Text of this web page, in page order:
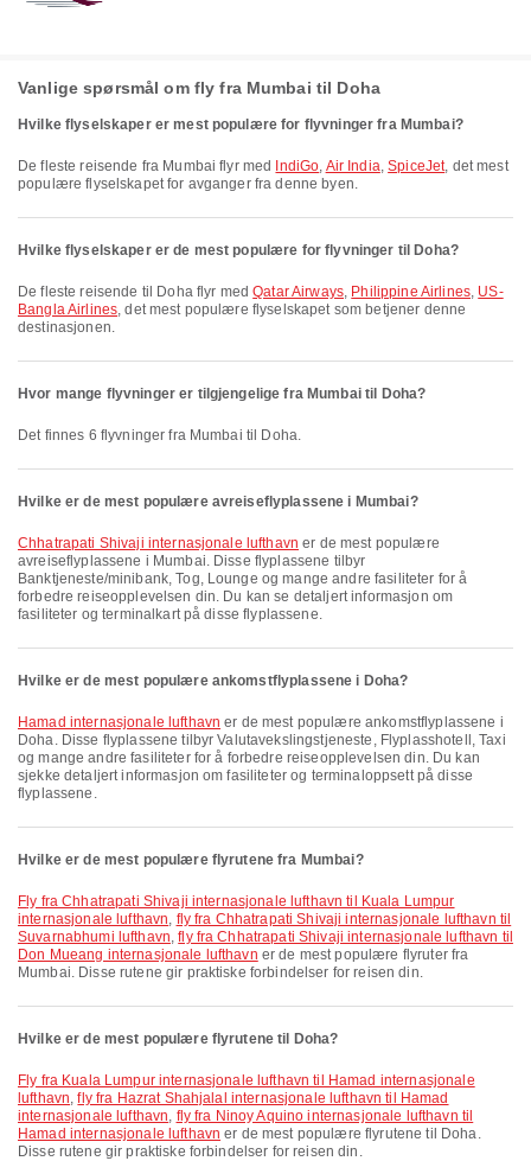
Vanlige spørsmål om fly fra Mumbai til Doha
Hvilke flyselskaper er mest populære for flyvninger fra Mumbai?
De fleste reisende fra Mumbai flyr med IndiGo, Air India,SpiceJet, det mest
populære flyselskapet for avganger fra denne byen.
Hvilke flyselskaper er de mest populære for flyvninger til Doha?
De fleste reisende til Doha flyr medQatar Airways, Philippine Airlines, US-
Bangla Airlines, det mest populære flyselskapet som betjener denne
destinasjonen.
Hvor mange flyvninger er tilgjengelige fra Mumbai til Doha?
Det finnes 6 flyvninger fra Mumbai til Doha.
Hvilke er de mest populære avreiseflyplassene i Mumbai?
Chhatrapati Shivaji internasjonale lufthavn er de mest populære
avreiseflyplassene i Mumbai. Disse flyplassene tilbyr
Banktjeneste/minibank, Tog, Lounge og mange andre fasiliteter for å
forbedre reiseopplevelsen din. Du kan se detaljert informasjon om
fasiliteter og terminalkart på disse flyplassene.
Hvilke er de mest populære ankomstflyplassene i Doha?
Hamad internasjonale lufthavn er de mest populære ankomstflyplassene i
Doha. Disse flyplassene tilbyr Valutavekslingstjeneste, Flyplasshotell, Taxi
og mange andre fasiliteter for å forbedre reiseopplevelsen din. Du kan
sjekke detaljert informasjon om fasiliteter og terminaloppsett på disse
flyplassene.
Hvilke er de mest populære flyrutene fra Mumbai?
fly fra Chhatrapati Shivaji internasjonale lufthavn til Kuala Lumpur
internasjonale lufthavn, fly fra Chhatrapati Shivaji internasjonale lufthavn til
Suvarnabhumi lufthavn,fly fra Chhatrapati Shivaji internasjonale lufthavn til
Don Mueang internasjonale lufthavn er de mest populære flyruter fra
Mumbai. Disse rutene gir praktiske forbindelser for reisen din.
Hvilke er de mest populære flyrutene til Doha?
fly fra Kuala Lumpur internasjonale lufthavn til Hamad internasjonale
lufthavn,fly fra Hazrat Shahjalal internasjonale lufthavn til Hamad
internasjonale lufthavn, fly fra Ninoy Aquino internasjonale lufthavn til
Hamad internasjonale lufthavn er de mest populære flyrutene til Doha.
Disse rutene gir praktiske forbindelser for reisen din.